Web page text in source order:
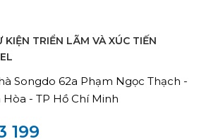
KIỆN TRIỂN LÃM VÀ XÚC TIẾN
Songdo 62a Phạm Ngọc Thạch -
- TP Hồ Chí Minh
199